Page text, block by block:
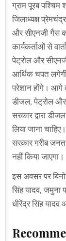
ग्राम पूरब पश्चिम
जिलाध्यक्ष
और सीएनजी गैस
कार्यकर्ताओं से
पेट्रोल और
आर्थिक चपत
परेशान होंगे। आगे
डीजल, पेट्रोल
सरकार द्वारा
लिया जाना
सरकार गरीब
नहीं किया जाएगा।
इस अवसर पर
सिंह यादव, जमुना
धीरेंद्र सिंह यादव